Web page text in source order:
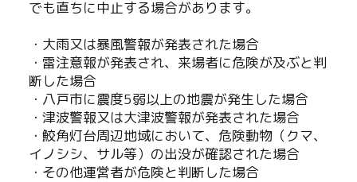
でも直ちに中止する場合があります。
・大雨又は暴風警報が発表された場合
・雷注意報が発表され、来場者に危険が及ぶと判
断した場合
・八戸市に震度5弱以上の地震が発生した場合
・津波警報又は大津波警報が発表された場合
・鮫角灯台周辺地域において、危険動物（クマ、
イノシシ、サル等）の出没が確認された場合
・その他運営者が危険と判断した場合